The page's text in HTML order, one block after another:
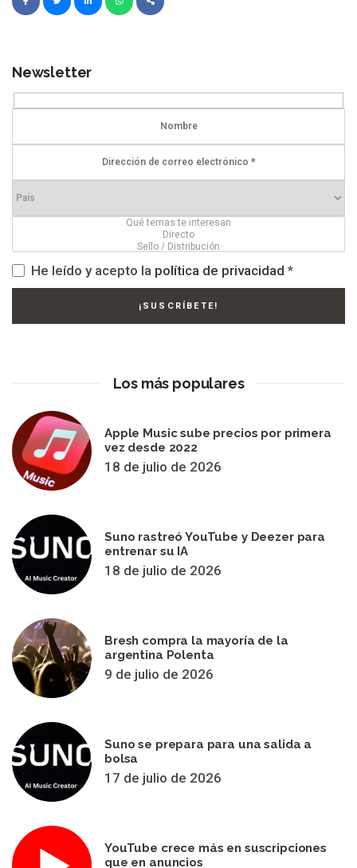
Newsletter
He leído y acepto la política de privacidad *
Los más populares
Apple Music sube precios por primera
vez desde 2022
18 de julio de 2026
Suno rastreó YouTube y Deezer para
entrenar su IA
18 de julio de 2026
Bresh compra la mayoría de la
argentina Polenta
9 de julio de 2026
Suno se prepara para una salida a
bolsa
17 de julio de 2026
YouTube crece más en suscripciones
que en anuncios